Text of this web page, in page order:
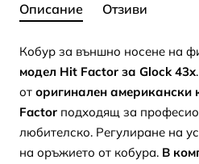
Описание Отзиви
Кобур за външно носенe на
модел Hit Factor за Glock 43x
от оригинален американски
Factor подходящ за
любителско. Регулиране на
на оръжието от кобура. В